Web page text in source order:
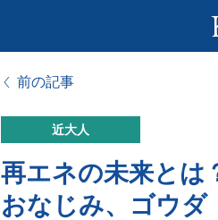
前の記事
近大人
再エネの未来とは
おなじみ、ゴウダ